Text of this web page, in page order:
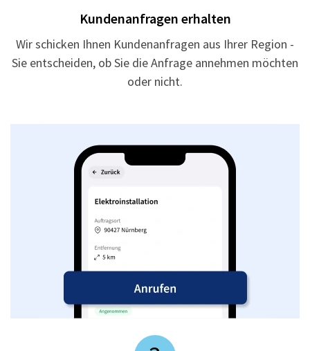
Kundenanfragen erhalten
Wir schicken Ihnen Kundenanfragen aus Ihrer Region -
Sie entscheiden, ob Sie die Anfrage annehmen möchten
oder nicht.